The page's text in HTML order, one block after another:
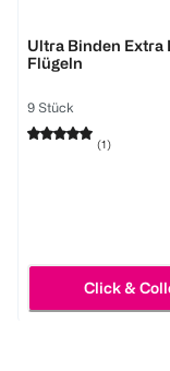
Ultra Binden Extra
Flügeln
9 Stück
(1)
Click &